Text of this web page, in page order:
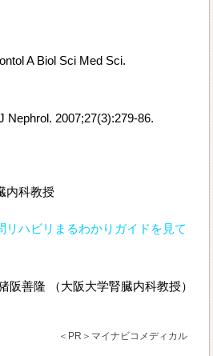
A Biol Sci Med Sci.
Nephrol. 2007;27(3):279-86.
内科教授
リハビリまるわかりガイドを見て
阪善隆 （大阪大学腎臓内科教授）
＜PR＞マイナビコメディカル